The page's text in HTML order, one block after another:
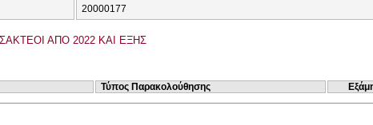
20000177
ΑΠΟ 2022 ΚΑΙ ΕΞΗΣ
Τύπος Παρακολούθησης